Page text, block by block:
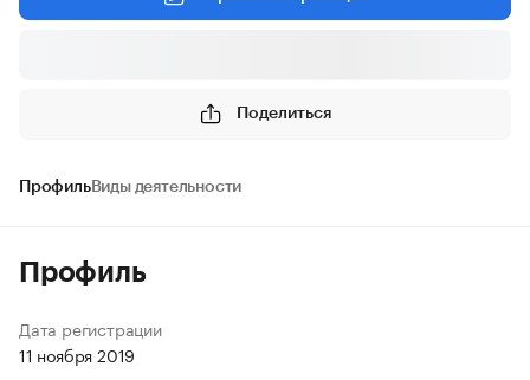
Поделиться
ПрофильВиды деятельности
Профиль
Дата регистрации
11 ноября 2019